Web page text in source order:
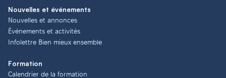
Nouvelles et événements
Nouvelles et annonces
Événements et activités
Infolettre Bien mieux ensemble
Formation
Calendrier de la formation